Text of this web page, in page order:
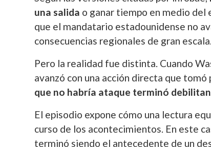
una salida o ganar tiempo en medio del
que el mandatario estadounidense no
consecuencias regionales de gran escala.
Pero la realidad fue distinta. Cuando
avanzó con una acción directa que
que no habría ataque terminó
El episodio expone cómo una lectura
curso de los acontecimientos. En este
terminó siendo el antecedente de un